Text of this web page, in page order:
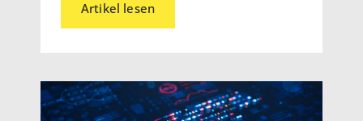
Artikel lesen